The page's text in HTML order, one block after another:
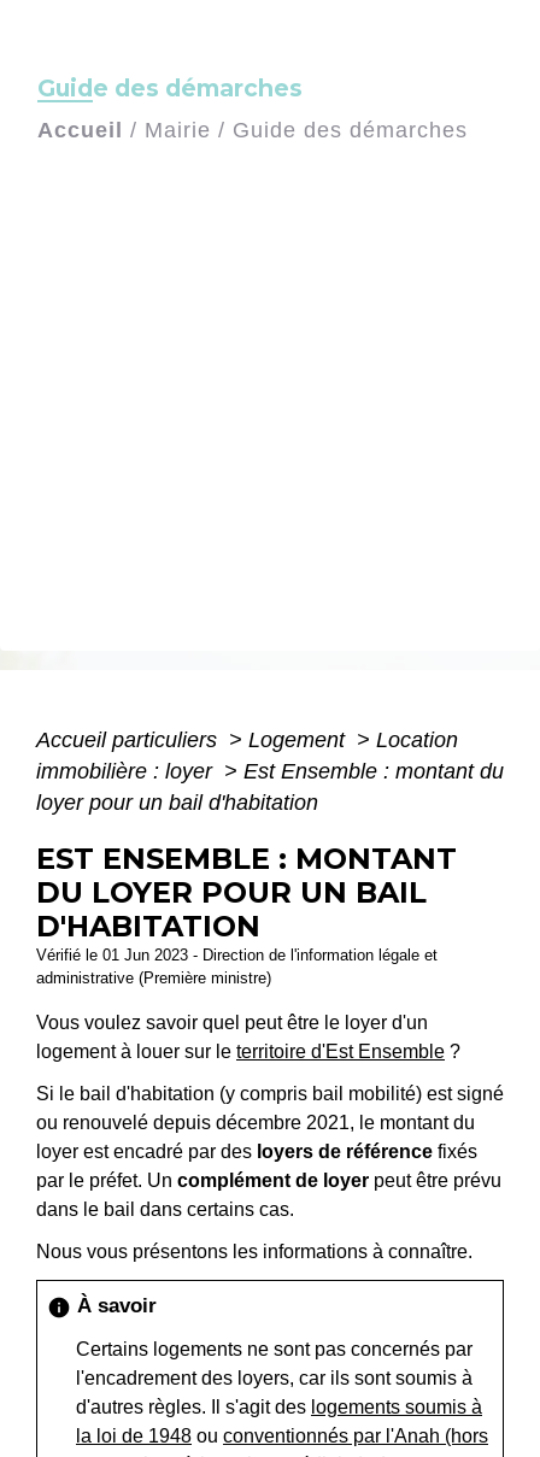
Guide des démarches
Accueil / Mairie / Guide des démarches
Accueil particuliers > Logement > Location
immobilière : loyer > Est Ensemble : montant du
loyer pour un bail d'habitation
EST ENSEMBLE : MONTANT
DU LOYER POUR UN BAIL
D'HABITATION
Vérifié le 01 Jun 2023 - Direction de l'information légale et
administrative (Première ministre)
Vous voulez savoir quel peut être le loyer d'un
logement à louer sur le territoire d'Est Ensemble ?
Si le bail d'habitation (y compris bail mobilité) est signé
ou renouvelé depuis décembre 2021, le montant du
loyer est encadré par des loyers de référence fixés
par le préfet. Un complément de loyer peut être prévu
dans le bail dans certains cas.
Nous vous présentons les informations à connaître.
info À savoir
Certains logements ne sont pas concernés par
l'encadrement des loyers, car ils sont soumis à
d'autres règles. Il s'agit des logements soumis à
la loi de 1948 ou conventionnés par l'Anah (hors